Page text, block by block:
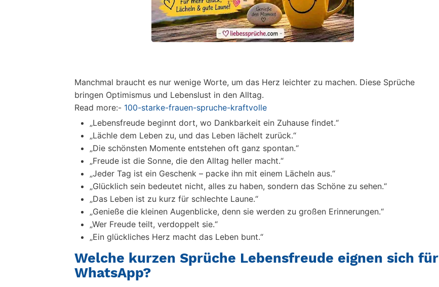
Manchmal braucht es nur wenige Worte, um das Herz leichter zu machen. Diese Sprüche
bringen Optimismus und Lebenslust in den Alltag.
Read more:- 100-starke-frauen-spruche-kraftvolle
„Lebensfreude beginnt dort, wo Dankbarkeit ein Zuhause findet.“
„Lächle dem Leben zu, und das Leben lächelt zurück.“
„Die schönsten Momente entstehen oft ganz spontan.“
„Freude ist die Sonne, die den Alltag heller macht.“
„Jeder Tag ist ein Geschenk – packe ihn mit einem Lächeln aus.“
„Glücklich sein bedeutet nicht, alles zu haben, sondern das Schöne zu sehen.“
„Das Leben ist zu kurz für schlechte Laune.“
„Genieße die kleinen Augenblicke, denn sie werden zu großen Erinnerungen.“
„Wer Freude teilt, verdoppelt sie.“
„Ein glückliches Herz macht das Leben bunt.“
Welche kurzen Sprüche Lebensfreude eignen sich für
WhatsApp?